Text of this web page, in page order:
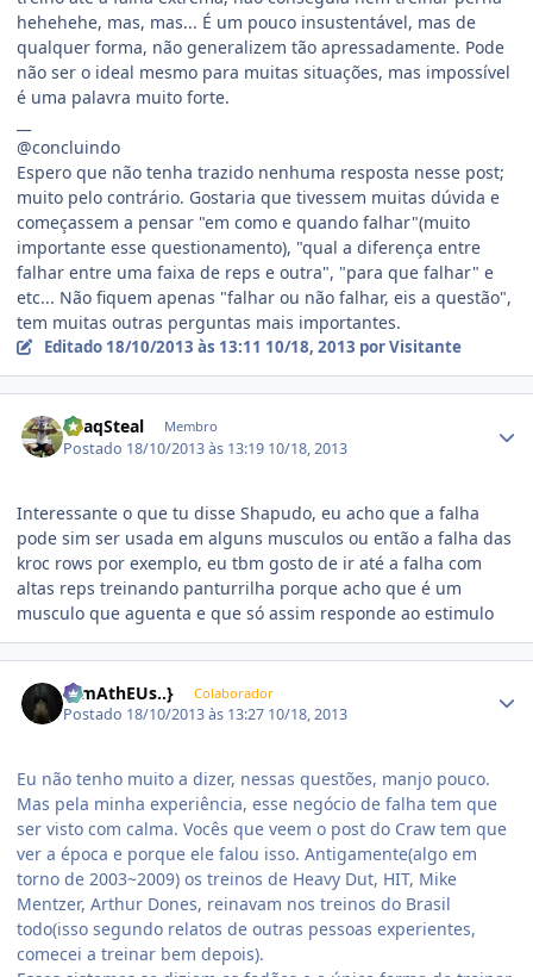
hehehehe, mas, mas... É um pouco insustentável, mas de
qualquer forma, não generalizem tão apressadamente. Pode
não ser o ideal mesmo para muitas situações, mas impossível
é uma palavra muito forte.
@concluindo
Espero que não tenha trazido nenhuma resposta nesse post;
muito pelo contrário. Gostaria que tivessem muitas dúvida e
começassem a pensar "em como e quando falhar"(muito
importante esse questionamento), "qual a diferença entre
falhar entre uma faixa de reps e outra", "para que falhar" e
etc... Não fiquem apenas "falhar ou não falhar, eis a questão",
tem muitas outras perguntas mais importantes.
Editado 18/10/2013 às 13:11 10/18, 2013 por Visitante
ShaqSteal Membro
Postado 18/10/2013 às 13:19 10/18, 2013
Interessante o que tu disse Shapudo, eu acho que a falha
pode sim ser usada em alguns musculos ou então a falha das
kroc rows por exemplo, eu tbm gosto de ir até a falha com
altas reps treinando panturrilha porque acho que é um
musculo que aguenta e que só assim responde ao estimulo
{..mAthEUs..} Colaborador
Postado 18/10/2013 às 13:27 10/18, 2013
Eu não tenho muito a dizer, nessas questões, manjo pouco.
Mas pela minha experiência, esse negócio de falha tem que
ser visto com calma. Vocês que veem o post do Craw tem que
ver a época e porque ele falou isso. Antigamente(algo em
torno de 2003~2009) os treinos de Heavy Dut, HIT, Mike
Mentzer, Arthur Dones, reinavam nos treinos do Brasil
todo(isso segundo relatos de outras pessoas experientes,
comecei a treinar bem depois).